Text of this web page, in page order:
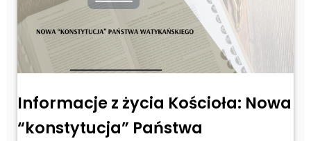
Informacje z życia Kościoła: Nowa
“konstytucja” Państwa